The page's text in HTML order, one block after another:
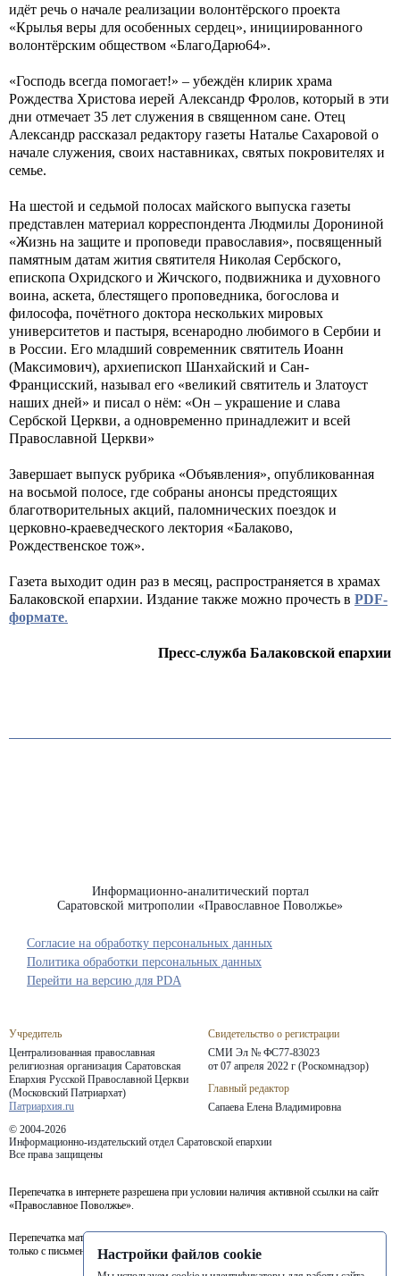
идёт речь о начале реализации волонтёрского проекта
«Крылья веры для особенных сердец», инициированного
волонтёрским обществом «БлагоДарю64».
«Господь всегда помогает!» – убеждён клирик храма
Рождества Христова иерей Александр Фролов, который в эти
дни отмечает 35 лет служения в священном сане. Отец
Александр рассказал редактору газеты Наталье Сахаровой о
начале служения, своих наставниках, святых покровителях и
семье.
На шестой и седьмой полосах майского выпуска газеты
представлен материал корреспондента Людмилы Дорониной
«Жизнь на защите и проповеди православия», посвященный
памятным датам жития святителя Николая Сербского,
епископа Охридского и Жичского, подвижника и духовного
воина, аскета, блестящего проповедника, богослова и
философа, почётного доктора нескольких мировых
университетов и пастыря, всенародно любимого в Сербии и
в России. Его младший современник святитель Иоанн
(Максимович), архиепископ Шанхайский и Сан-
Францисский, называл его «великий святитель и Златоуст
наших дней» и писал о нём: «Он – украшение и слава
Сербской Церкви, а одновременно принадлежит и всей
Православной Церкви»
Завершает выпуск рубрика «Объявления», опубликованная
на восьмой полосе, где собраны анонсы предстоящих
благотворительных акций, паломнических поездок и
церковно-краеведческого лектория «Балаково,
Рождественское тож».
Газета выходит один раз в месяц, распространяется в храмах
Балаковской епархии. Издание также можно прочесть в PDF-
формате.
Пресс-служба Балаковской епархии
Информационно-аналитический портал
Саратовской митрополии «Православное Поволжье»
Учредитель
Централизованная православная
религиозная организация Саратовская
Епархия Русской Православной Церкви
(Московский Патриархат)
Патриархия.ru
Свидетельство о регистрации
СМИ Эл № ФС77-83023
от 07 апреля 2022 г (Роскомнадзор)
Главный редактор
Сапаева Елена Владимировна
© 2004-2026
Информационно-издательский отдел Саратовской епархии
Все права защищены
Согласие на обработку персональных данных
Политика обработки персональных данных
Перепечатка в интернете разрешена при условии наличия активной ссылки на сайт
«Православное Поволжье».
Перепечатка материалов портала в печатных изданиях (книгах, прессе) возможна
только с письменного разрешения редакции.
Перейти на версию для PDA
Настройки файлов cookie